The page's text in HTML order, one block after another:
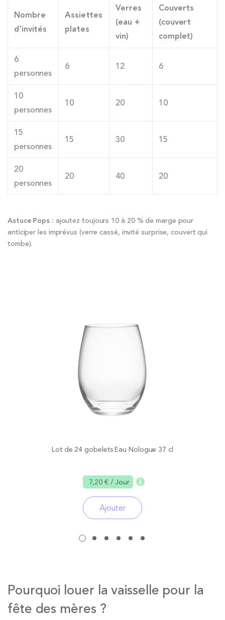
Nombre
d'invités
Assiettes
plates
Verres
(eau +
vin)
Couverts
(couvert
complet)
6
personnes
6 12 6
10
personnes
10 20 10
15
personnes
15 30 15
20
personnes
20 40 20
Astuce Pops : ajoutez toujours 10 à 20 % de marge pour
anticiper les imprévus (verre cassé, invité surprise, couvert qui
tombe).
Lot de 24 gobelets Eau Nologue 37 cl
7,20 €/ Jour
Ajouter
Pourquoi louer la vaisselle pour la
fête des mères ?